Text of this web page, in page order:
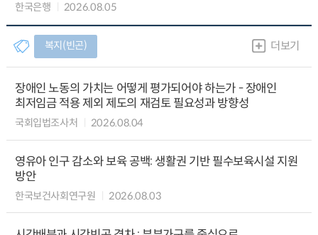
한국은행 2026.08.05
복지(빈곤) 더보기
장애인 노동의 가치는 어떻게 평가되어야 하는가 - 장애인
최저임금 적용 제외 제도의 재검토 필요성과 방향성
국회입법조사처 2026.08.04
영유아 인구 감소와 보육 공백: 생활권 기반 필수보육시설 지원
방안
한국보건사회연구원 2026.08.03